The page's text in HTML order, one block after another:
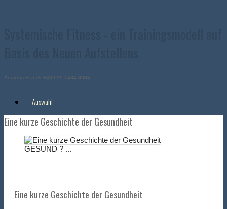
Andreas Franek +43 699 1434 8984
Auswahl
Eine kurze Geschichte der Gesundheit
GESUND ? ...
Eine kurze Geschichte der Gesundheit